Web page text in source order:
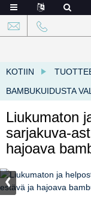
KOTIIN
BAMBUKUIDUSTA
Liukumaton
sarjakuva-
hajoava